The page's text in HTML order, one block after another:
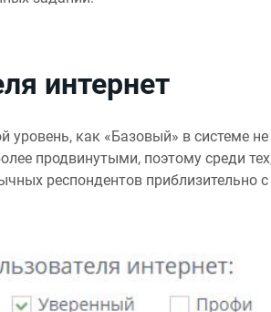
интернет
уровень, как «Базовый» в системе
продвинутыми, поэтому среди
респондентов приблизительно